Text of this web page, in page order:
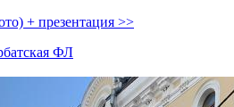
+ презентация >>
ФЛ